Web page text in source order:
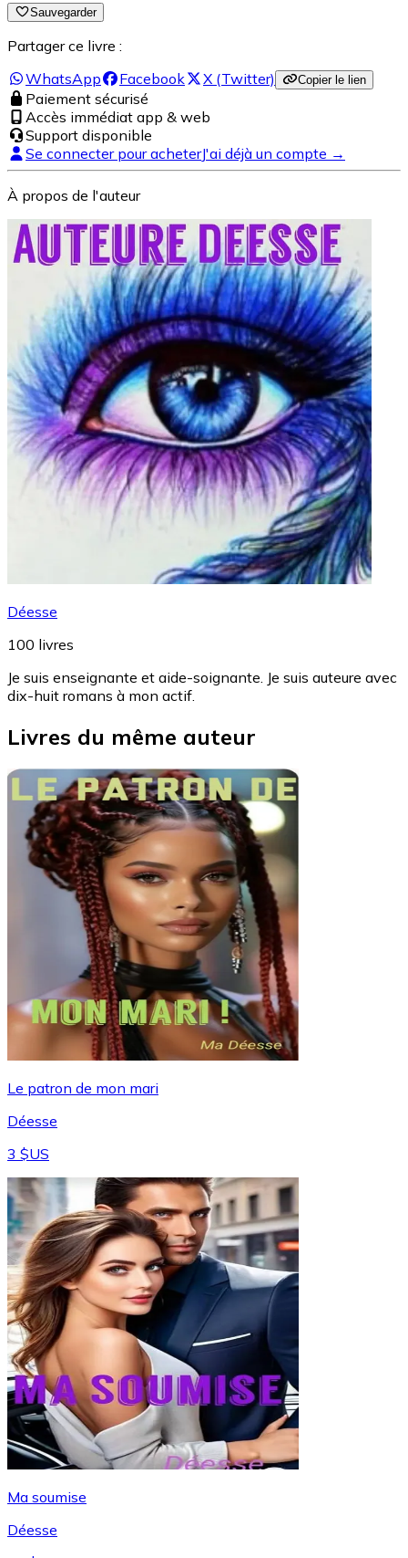
Sauvegarder
Partager ce livre :
WhatsApp
Facebook X (Twitter) Copier le lien
Paiement sécurisé
Accès immédiat app & web
Support disponible
Se connecter pour acheterJ'ai déjà un compte →
À propos de l'auteur
Déesse
100 livres
Je suis enseignante et aide-soignante. Je suis auteure avec
dix-huit romans à mon actif.
Livres du même auteur
Le patron de mon mari
Déesse
3 $US
Ma soumise
Déesse